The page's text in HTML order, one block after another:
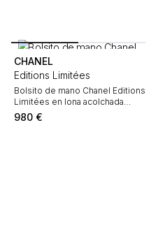
CHANEL
Editions Limitées
Bolsito de mano Chanel Editions
Limitées en lona acolchada
negra y cuero liso negro
980 €